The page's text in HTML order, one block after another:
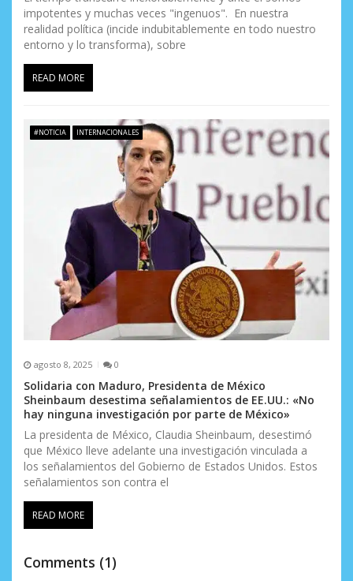
impotentes y muchas veces "ingenuos". En nuestra
realidad política (incide indubitablemente en todo nuestro
entorno y lo transforma), sobre
READ MORE
#NOTICIA INTERNACIONALES
agosto 8, 2025 0
Solidaria con Maduro, Presidenta de México
Sheinbaum desestima señalamientos de EE.UU.: «No
hay ninguna investigación por parte de México»
La presidenta de México, Claudia Sheinbaum, desestimó
que México lleve adelante una investigación vinculada a
los señalamientos del Gobierno de Estados Unidos. Estos
señalamientos son contra el
READ MORE
Comments (1)